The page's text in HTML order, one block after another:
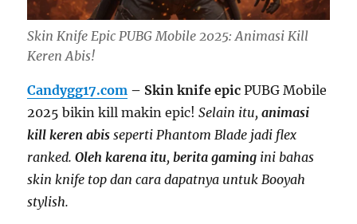
Skin Knife Epic PUBG Mobile 2025: Animasi Kill
Keren Abis!
Candygg17.com – Skin knife epic PUBG Mobile
2025 bikin kill makin epic!Selain itu,animasi
kill keren abis seperti Phantom Blade jadi flex
ranked.Oleh karena itu,berita gaming ini bahas
skin knife top dan cara dapatnya untuk Booyah
stylish.